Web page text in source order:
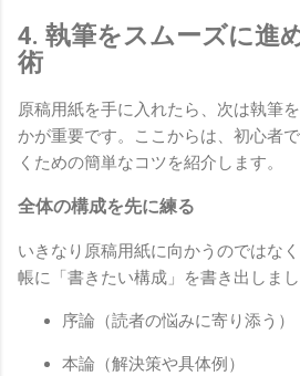
4. 執筆をスムーズに進
術
原稿用紙を手に入れたら、次は執筆
かが重要です。ここからは、初心者
くための簡単なコツを紹介します。
全体の構成を先に練る
いきなり原稿用紙に向かうのではな
帳に「書きたい構成」を書き出しまし
序論（読者の悩みに寄り添う）
本論（解決策や具体例）